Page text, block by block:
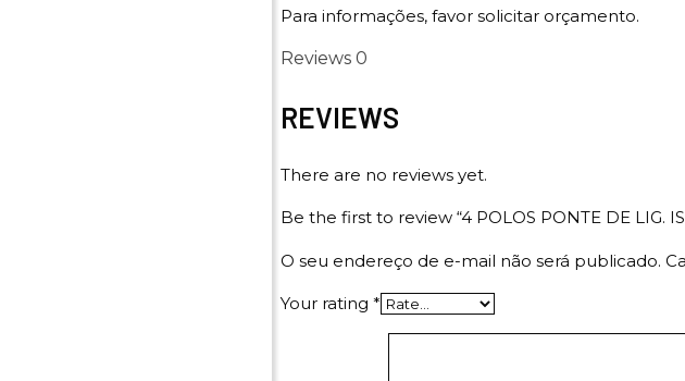
Para informações, favor solicitar orçamento.
Reviews 0
REVIEWS
There are no reviews yet.
Be the first to review “4 POLOS PONTE DE LIG.
O seu endereço de e-mail não será publicado.
Your rating *